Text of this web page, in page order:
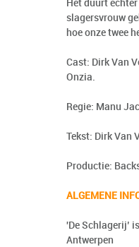
Het duurt
slagersvrouw
hoe onze twee
Cast: Dirk Van
Onzia.
Regie: Manu
Tekst: Dirk Van
Productie:
ALGEMENE
'De Schlagerij’
Antwerpen